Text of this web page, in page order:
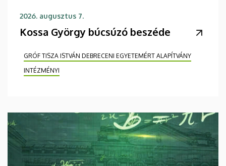
2026. augusztus 7.
Kossa György búcsúzó beszéde
GRÓF TISZA ISTVÁN DEBRECENI EGYETEMÉRT ALAPÍTVÁNY
INTÉZMÉNYI